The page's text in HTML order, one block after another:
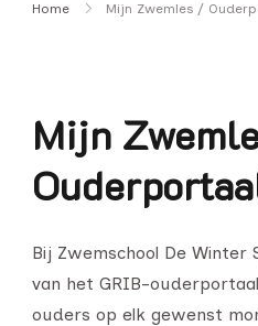
Home Mijn Zwemles /
Mijn
Bij Zwemschool De
van het GRIB-
ouders op elk gewenst